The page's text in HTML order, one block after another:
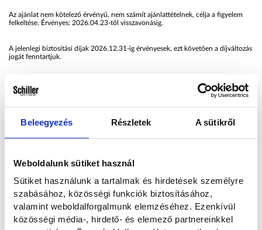
Beleegyezés Részletek A sütikről
Weboldalunk sütiket használ
Sütiket használunk a tartalmak és hirdetések személyre
szabásához, közösségi funkciók biztosításához,
valamint weboldalforgalmunk elemzéséhez. Ezenkívül
közösségi média-, hirdető- és elemező partnereinkkel
Az ajánlat nem kötelező érvényű, nem számít ajánlattételnek, célja a figyelem
felkeltése. Érvényes: 2026.04.23-től visszavonásig.
A jelenlegi biztosítási díjak 2026.12.31-ig érvényesek, ezt követően a díjváltozás
jogát fenntartjuk.
A maradványérték fix, garantált! A szervizátalány díj fix, garantált (szerviz
szolgáltatás választása esetén)!
Tájékoztatjuk, amennyiben a megrendelő készítésének napján érvényes releváns
kamatláb +25 bázispontot elérő vagy azt meghaladó mértékben emelkedik az
Schiller Flotta Kft. jogosult a megrendelőben annak készítése napján érvényes
Finanszírozás: fix HUF alapú
***Gumidíj (premium): 1 garnitúra gumi beszerzése, tárolása, időszakos cseréje (a
****Full szerviz díj: A kötelező szervizek és az összes forgó-kopó alkatrész
szükség szerinti cseréjének átalány díja. Kivéve: biztosítási önrész, avulás.